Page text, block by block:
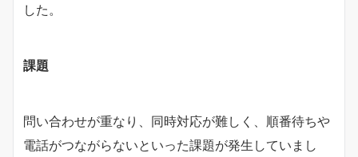
した。
課題
問い合わせが重なり、同時対応が難しく、順番待ちや
電話がつながらないといった課題が発生していまし